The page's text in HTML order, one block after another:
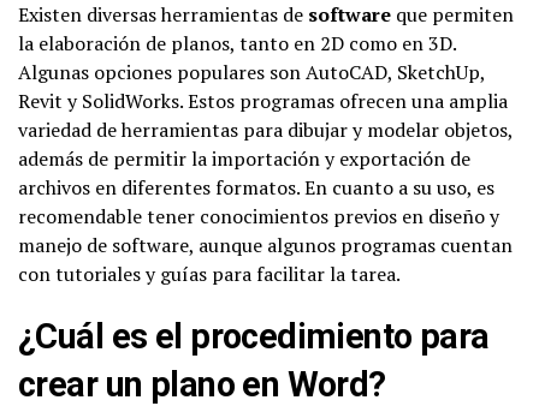
Existen diversas herramientas de software que permiten
la elaboración de planos, tanto en 2D como en 3D.
Algunas opciones populares son AutoCAD, SketchUp,
Revit y SolidWorks. Estos programas ofrecen una amplia
variedad de herramientas para dibujar y modelar objetos,
además de permitir la importación y exportación de
archivos en diferentes formatos. En cuanto a su uso, es
recomendable tener conocimientos previos en diseño y
manejo de software, aunque algunos programas cuentan
con tutoriales y guías para facilitar la tarea.
¿Cuál es el procedimiento para
crear un plano en Word?